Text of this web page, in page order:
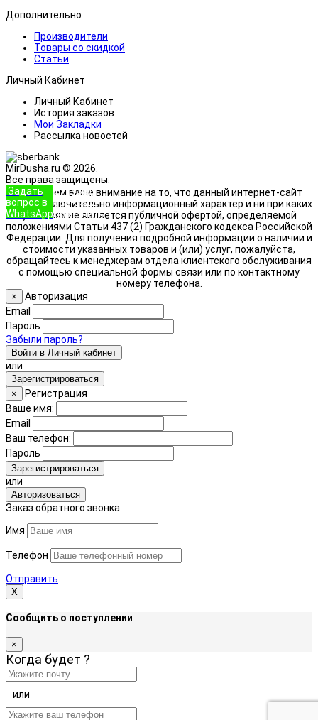
Дополнительно
Производители
Товары со скидкой
Статьи
Личный Кабинет
Личный Кабинет
История заказов
Мои Закладки
Рассылка новостей
MirDusha.ru © 2026.
Все права защищены.
Обращаем ваше внимание на то, что данный интернет-сайт
носит исключительно информационный характер и ни при каких
условиях не является публичной офертой, определяемой
положениями Статьи 437 (2) Гражданского кодекса Российской
Федерации. Для получения подробной информации о наличии и
стоимости указанных товаров и (или) услуг, пожалуйста,
обращайтесь к менеджерам отдела клиентского обслуживания
с помощью специальной формы связи или по контактному
номеру телефона.
Задать
вопрос в
WhatsApp
+7 (933)
888-8322
Позвонить
×
Авторизация
Email
Пароль
Забыли пароль?
Войти в Личный кабинет
или
Зарегистрироваться
×
Регистрация
Ваше имя:
Email
Ваш телефон:
Пароль
Зарегистрироваться
или
Авторизоваться
Заказ обратного звонка.
Имя
Телефон
Отправить
Х
Сообщить о поступлении
×
Когда будет ?
или